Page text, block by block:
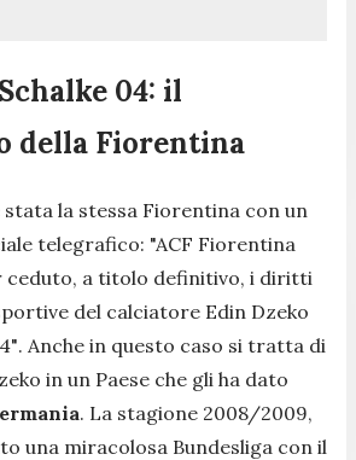
04: il
della Fiorentina
la stessa Fiorentina con un
telegrafico: "ACF Fiorentina
ceduto, a titolo definitivo, i diritti
del calciatore Edin Dzeko
. Anche in questo caso si tratta di
in un Paese che gli ha dato
. La stagione 2008/2009,
una miracolosa Bundesliga con il